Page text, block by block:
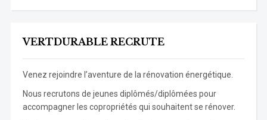
VERTDURABLE RECRUTE
Venez rejoindre l’aventure de la rénovation énergétique.
Nous recrutons de jeunes diplômés/diplômées pour
accompagner les copropriétés qui souhaitent se rénover.